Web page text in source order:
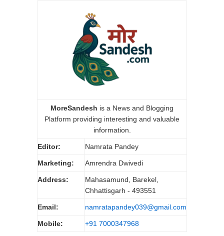
MoreSandesh is a News and Blogging
Platform providing interesting and valuable
information.
Editor: Namrata Pandey
Marketing: Amrendra Dwivedi
Address:
Mahasamund, Barekel,
Chhattisgarh - 493551
Email: namratapandey039@gmail.com
Mobile: +91 7000347968